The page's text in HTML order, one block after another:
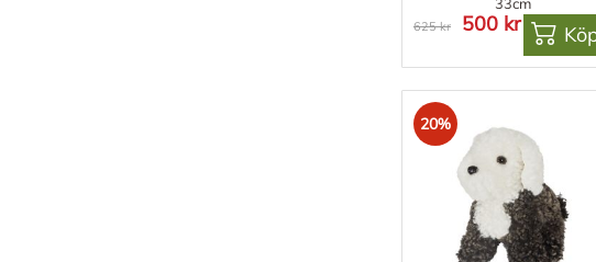
625 kr 500 kr
20%